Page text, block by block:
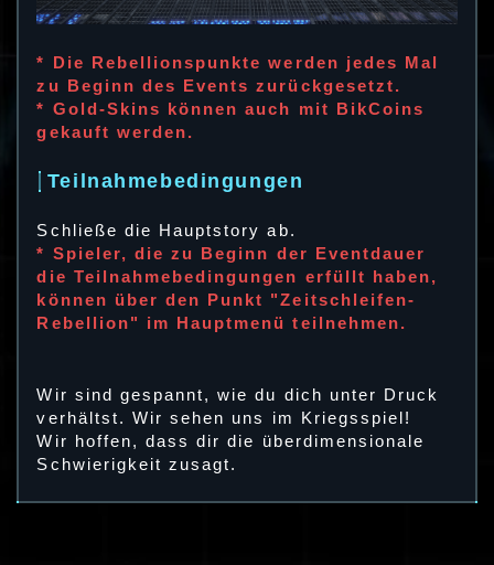
* Die Rebellionspunkte werden jedes Mal
zu Beginn des Events zurückgesetzt.
* Gold-Skins können auch mit BikCoins
gekauft werden.
Teilnahmebedingungen
Schließe die Hauptstory ab.
* Spieler, die zu Beginn der Eventdauer
die Teilnahmebedingungen erfüllt haben,
können über den Punkt "Zeitschleifen-
Rebellion" im Hauptmenü teilnehmen.
Wir sind gespannt, wie du dich unter Druck
verhältst. Wir sehen uns im Kriegsspiel!
Wir hoffen, dass dir die überdimensionale
Schwierigkeit zusagt.